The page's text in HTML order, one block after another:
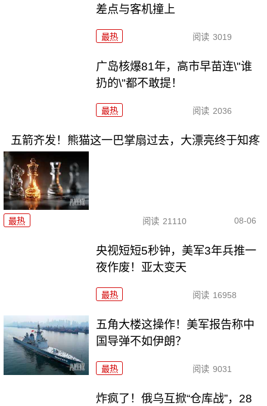
差点与客机撞上
最热 阅读 3019
广岛核爆81年，高市早苗连\"谁
扔的\"都不敢提！
最热 阅读 2036
五箭齐发！熊猫这一巴掌扇过去，大漂亮终于知疼
最热 阅读 21110 08-06
央视短短5秒钟，美军3年兵推一
夜作废！亚太变天
最热 阅读 16958
五角大楼这操作！美军报告称中
国导弹不如伊朗？
最热 阅读 9031
炸疯了！俄乌互掀“仓库战”，28